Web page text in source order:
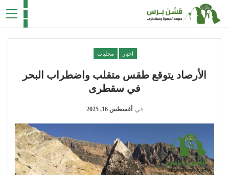
اخبار محليات
الأرصاد يتوقع طقس متقلب واضطراب البحر
في سقطرى
في أغسطس 16, 2025